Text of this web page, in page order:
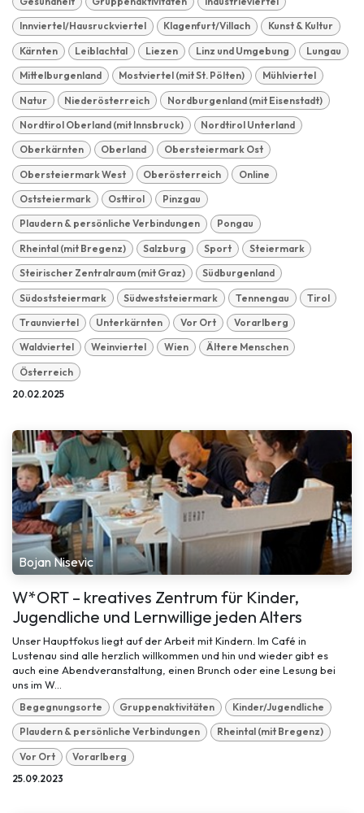
Innviertel/Hausruckviertel Klagenfurt/Villach Kunst & Kultur
Kärnten Leiblachtal Liezen Linz und Umgebung Lungau
Mittelburgenland Mostviertel (mit St. Pölten) Mühlviertel
Natur Niederösterreich Nordburgenland (mit Eisenstadt)
Nordtirol Oberland (mit Innsbruck) Nordtirol Unterland
Oberkärnten Oberland Obersteiermark Ost
Obersteiermark West Oberösterreich Online
Oststeiermark Osttirol Pinzgau
Plaudern & persönliche Verbindungen Pongau
Rheintal (mit Bregenz) Salzburg Sport Steiermark
Steirischer Zentralraum (mit Graz) Südburgenland
Südoststeiermark Südweststeiermark Tennengau Tirol
Traunviertel Unterkärnten Vor Ort Vorarlberg
Waldviertel Weinviertel Wien Ältere Menschen
Österreich
20.02.2025
Bojan Nisevic
W*ORT – kreatives Zentrum für Kinder,
Jugendliche und Lernwillige jeden Alters
Unser Hauptfokus liegt auf der Arbeit mit Kindern. Im Café in
Lustenau sind alle herzlich willkommen und hin und wieder gibt es
auch eine Abendveranstaltung, einen Brunch oder eine Lesung bei
uns im W...
Begegnungsorte Gruppenaktivitäten Kinder/Jugendliche
Plaudern & persönliche Verbindungen Rheintal (mit Bregenz)
Vor Ort Vorarlberg
25.09.2023